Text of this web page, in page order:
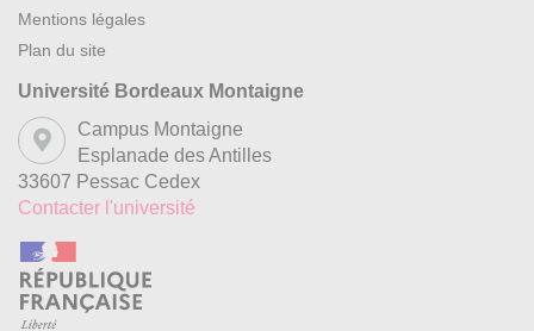
Mentions légales
Plan du site
Université Bordeaux Montaigne
Campus Montaigne
Esplanade des Antilles
33607 Pessac Cedex
Contacter l'université